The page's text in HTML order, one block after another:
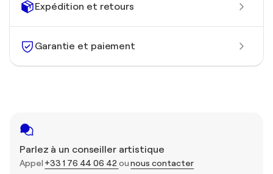
Expédition et retours
Garantie et paiement
Parlez à un conseiller artistique
Appel +33 1 76 44 06 42ounous contacter